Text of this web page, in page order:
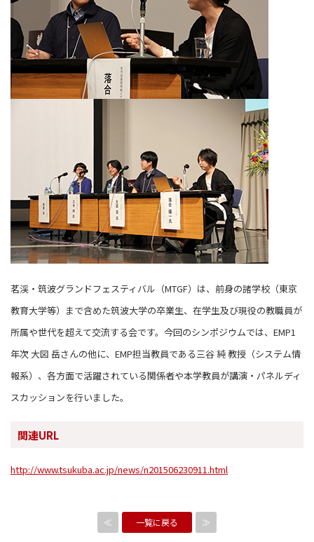
茗渓・筑波グランドフェスティバル（MTGF）は、前身の諸学校（東京
教育大学等）まで含めた筑波大学の卒業生、在学生及び現役の教職員が
所属や世代を超えて交流する会です。今回のシンポジウムでは、EMP1
年次 大図 岳さんの他に、EMP担当教員である三谷 純 教授（システム情
報系）、各方面で活躍されている関係者や本学教員が講演・パネルディ
スカッションを行いました。
関連URL
http://www.tsukuba.ac.jp/news/n201506230911.html
≪ 一覧に戻る ≫